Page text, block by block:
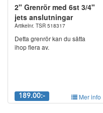
2" Grenrör med 6st 3/4"
jets anslutningar
Artikelnr. TSR 518317
Detta grenrör kan du sätta
ihop flera av.
189.00:- Mer info